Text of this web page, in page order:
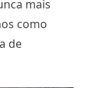
mais
como
de